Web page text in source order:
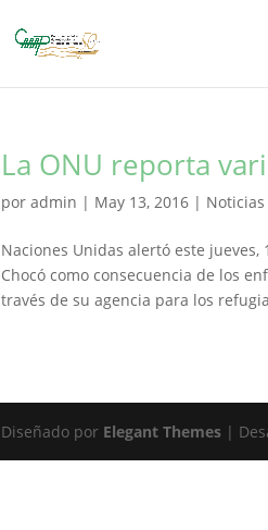
La ONU reporta
poradmin | May 13, 2016 | Noticias
Naciones Unidas alertó este
Chocó como consecuencia de los
través de su agencia para los
Diseñado por Elegant Themes |